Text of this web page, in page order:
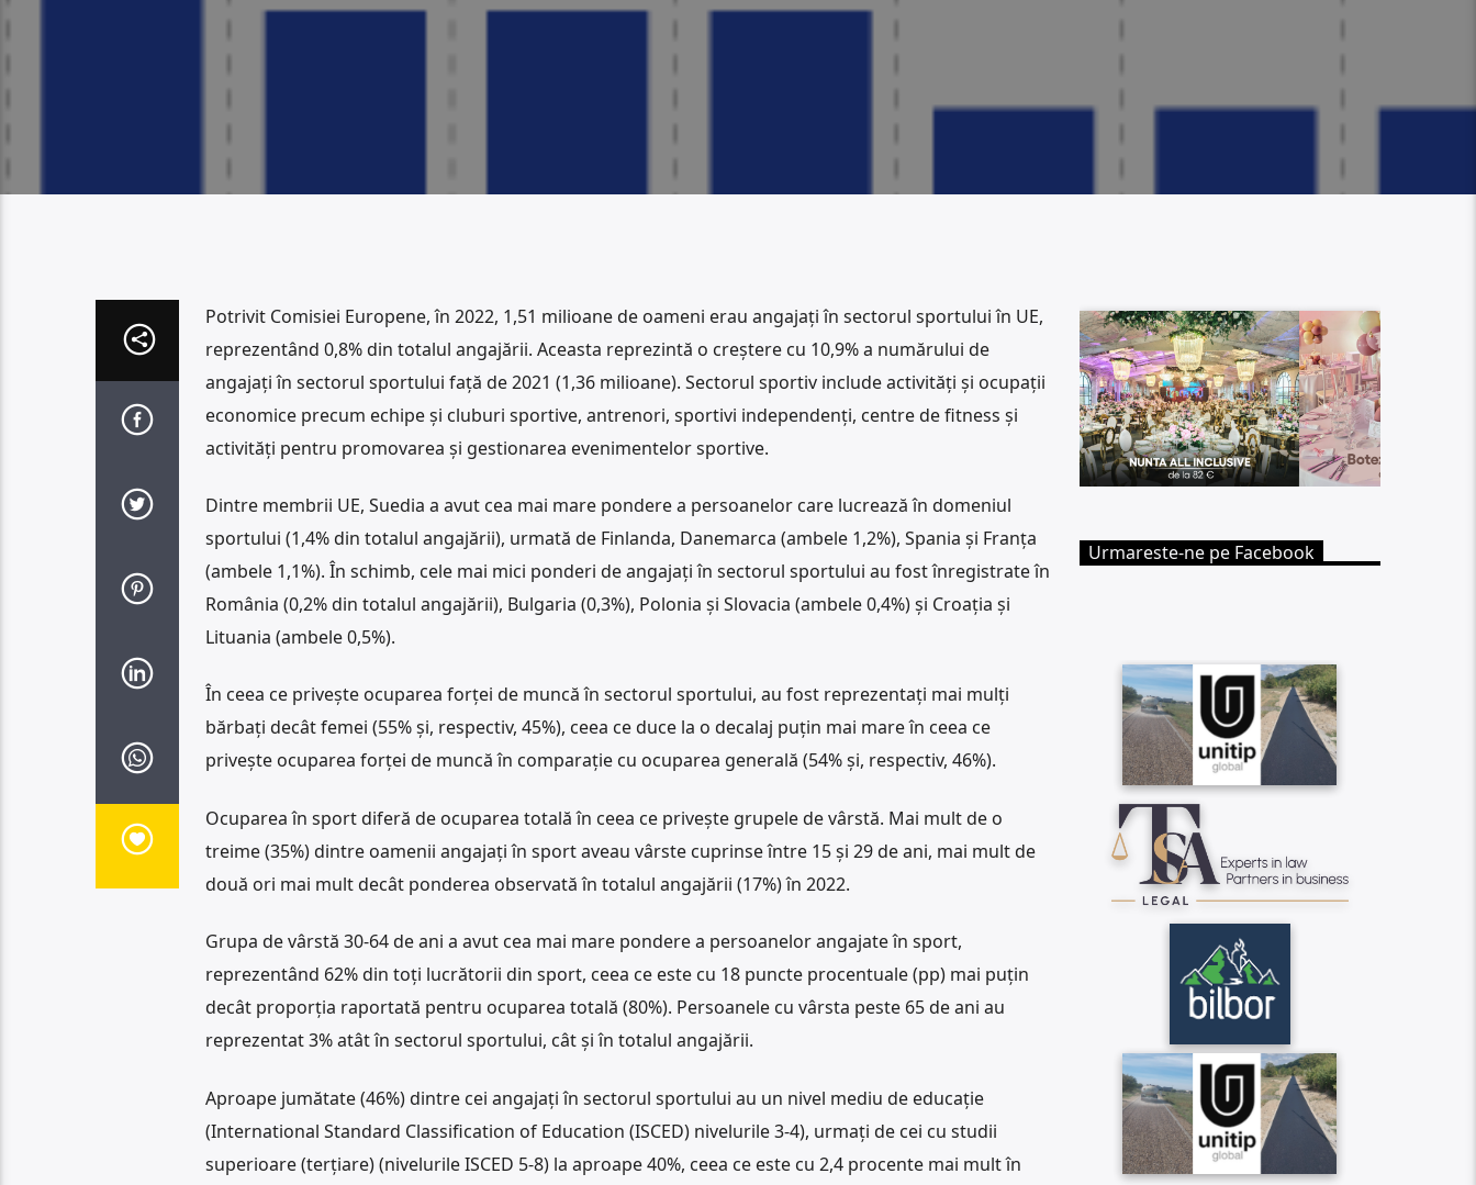
Potrivit Comisiei Europene, în 2022, 1,51 milioane de oameni erau angajați în sectorul sportului în UE,
reprezentând 0,8% din totalul angajării. Aceasta reprezintă o creștere cu 10,9% a numărului de
angajați în sectorul sportului față de 2021 (1,36 milioane). Sectorul sportiv include activități și ocupații
economice precum echipe și cluburi sportive, antrenori, sportivi independenți, centre de fitness și
activități pentru promovarea și gestionarea evenimentelor sportive.
Dintre membrii UE, Suedia a avut cea mai mare pondere a persoanelor care lucrează în domeniul
sportului (1,4% din totalul angajării), urmată de Finlanda, Danemarca (ambele 1,2%), Spania și Franța
(ambele 1,1%). În schimb, cele mai mici ponderi de angajați în sectorul sportului au fost înregistrate în
România (0,2% din totalul angajării), Bulgaria (0,3%), Polonia și Slovacia (ambele 0,4%) și Croația și
Lituania (ambele 0,5%).
În ceea ce privește ocuparea forței de muncă în sectorul sportului, au fost reprezentați mai mulți
bărbați decât femei (55% și, respectiv, 45%), ceea ce duce la o decalaj puțin mai mare în ceea ce
privește ocuparea forței de muncă în comparație cu ocuparea generală (54% și, respectiv, 46%).
Ocuparea în sport diferă de ocuparea totală în ceea ce privește grupele de vârstă. Mai mult de o
treime (35%) dintre oamenii angajați în sport aveau vârste cuprinse între 15 și 29 de ani, mai mult de
două ori mai mult decât ponderea observată în totalul angajării (17%) în 2022.
Grupa de vârstă 30-64 de ani a avut cea mai mare pondere a persoanelor angajate în sport,
reprezentând 62% din toți lucrătorii din sport, ceea ce este cu 18 puncte procentuale (pp) mai puțin
decât proporția raportată pentru ocuparea totală (80%). Persoanele cu vârsta peste 65 de ani au
reprezentat 3% atât în ​​sectorul sportului, cât și în totalul angajării.
Aproape jumătate (46%) dintre cei angajați în sectorul sportului au un nivel mediu de educație
(International Standard Classification of Education (ISCED) nivelurile 3-4), urmați de cei cu studii
superioare (terțiare) (nivelurile ISCED 5-8) la aproape 40%, ceea ce este cu 2,4 procente mai mult în
Urmareste-ne pe Facebook